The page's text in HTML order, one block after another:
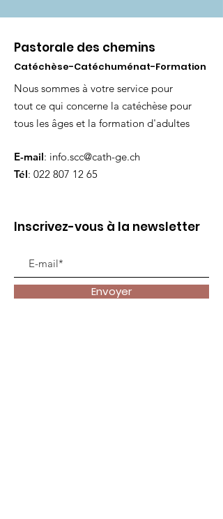
Pastorale des chemins
Catéchèse-Catéchuménat-Formation
Nous sommes à votre service pour
tout ce qui concerne la catéchèse pour
tous les âges et la formation d'adultes
E-mail: info.scc@cath-ge.ch
Tél: 022 807 12 65
Inscrivez-vous à la newsletter
Envoyer